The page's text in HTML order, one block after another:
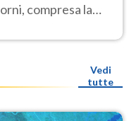
compresa la
Vedi
tutte